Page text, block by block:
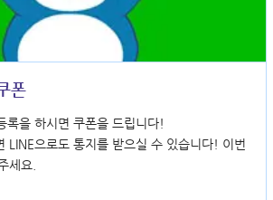
폰
록을 하시면 쿠폰을 드립니다!
LINE으로도 통지를 받으실 수 있습니다! 이번
세요.